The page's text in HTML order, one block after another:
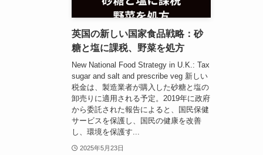
英国の新しい国家食品戦略：砂
糖と塩に課税、野菜を処方
New National Food Strategy in U.K.: Tax
sugar and salt and prescribe veg 新しい
税金は、製造業者が購入した砂糖と塩の
卸売りに適用される予定。2019年に政府
から委託された報告によると、国民保健
サービスを保護し、国民の健康を改善
し、環境を保護す...
2025年5月23日